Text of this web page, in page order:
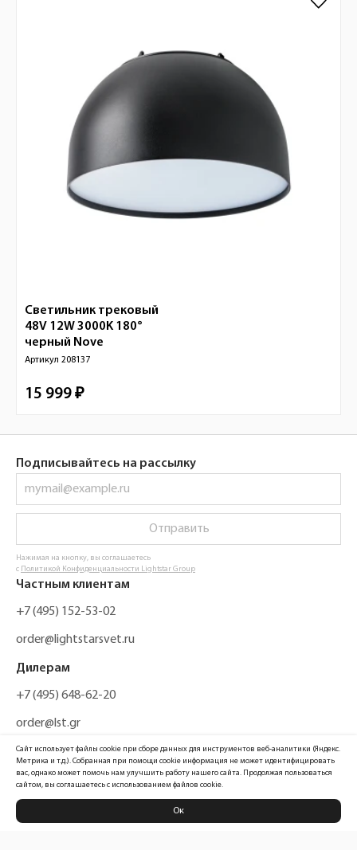
Светильник трековый
48V 12W 3000K 180°
черный Nove
Артикул 208137
15 999 ₽
Подписывайтесь на рассылку
Отправить
Нажимая на кнопку, вы соглашаетесь
с Политикой Конфиденциальности Lightstar Group
Частным клиентам
+7 (495) 152-53-02
order@lightstarsvet.ru
Дилерам
+7 (495) 648-62-20
order@lst.gr
Политика конфиденциальности
Сайт использует файлы cookie при сборе данных для инструментов веб-аналитики (Яндекс.
Метрика и т.д.). Собранная при помощи cookie информация не может идентифицировать
вас, однако может помочь нам улучшить работу нашего сайта. Продолжая пользоваться
сайтом, вы соглашаетесь с использованием файлов cookie.
Ок